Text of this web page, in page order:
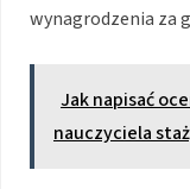
wynagrodzenia za
Jak napisać
nauczyciela